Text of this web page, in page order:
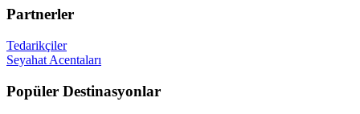
Partnerler
Tedarikçiler
Seyahat Acentaları
Popüler Destinasyonlar